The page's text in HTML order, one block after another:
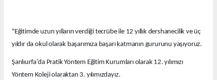
"Eğitimde uzun yılların verdiği tecrübe ile 12 yıllık dershanecilik ve üç
yıldır da okul olarak başarımıza başarı katmanın gururunu yaşıyoruz.
Şanlıurfa’da Pratik Yöntem Eğitim Kurumları olarak 12. yılımızı
Yöntem Koleji olaraktan 3. yılımızdayız.